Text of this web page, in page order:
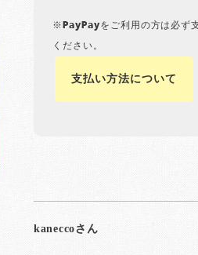
※PayPayをご利用の方は必ず
ください。
支払い方法について